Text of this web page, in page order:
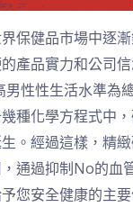
保健品市場中逐
產品實力和公司信
性性生活水準為
種化學方程式中
。經過這樣，精
通過抑制No的血
您安全健康的主